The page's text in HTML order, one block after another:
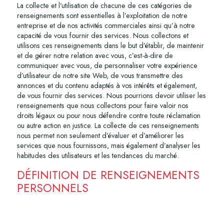
La collecte et l’utilisation de chacune de ces catégories de
renseignements sont essentielles à l’exploitation de notre
entreprise et de nos activités commerciales ainsi qu’à notre
capacité de vous fournir des services. Nous collectons et
utilisons ces renseignements dans le but d’établir, de maintenir
et de gérer notre relation avec vous, c’est-à-dire de
communiquer avec vous, de personnaliser votre expérience
d’utilisateur de notre site Web, de vous transmettre des
annonces et du contenu adaptés à vos intérêts et également,
de vous fournir des services. Nous pourrions devoir utiliser les
renseignements que nous collectons pour faire valoir nos
droits légaux ou pour nous défendre contre toute réclamation
ou autre action en justice. La collecte de ces renseignements
nous permet non seulement d’évaluer et d’améliorer les
services que nous fournissons, mais également d’analyser les
habitudes des utilisateurs et les tendances du marché.
DÉFINITION DE RENSEIGNEMENTS
PERSONNELS